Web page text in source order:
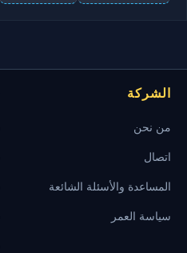
الشركة
من نحن
اتصال
المساعدة والأسئلة الشائعة
سياسة العمر